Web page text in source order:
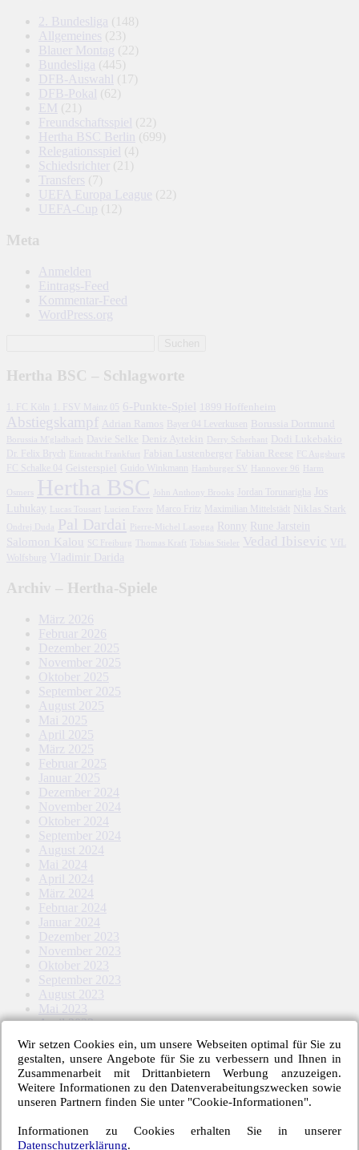
2. Bundesliga (148)
Allgemeines (23)
Blauer Montag (22)
Bundesliga (445)
DFB-Auswahl
(17)
DFB-Pokal (62)
EM (21)
Freundschaftsspiel (22)
Hertha BSC Berlin
(699)
Relegationsspiel (4)
Schiedsrichter
(21)
Transfers (7)
UEFA Europa League (22)
UEFA-Cup (12)
Meta
Anmelden
Eintrags-Feed
Kommentar-Feed
WordPress.org
Hertha BSC – Schlagworte
1. FC Köln 1. FSV Mainz 05 6-Punkte-Spiel 1899 Hoffenheim
Abstiegskampf Adrian Ramos Bayer 04 Leverkusen Borussia Dortmund
Borussia M'gladbach Davie Selke Deniz Aytekin Derry Scherhant
Dodi Lukebakio
Dr. Felix Brych
Fabian Lustenberger Fabian Reese
FC Schalke 04 Geisterspiel Guido Winkmann Hamburger SV
Hertha BSC Jordan Torunarigha
Jos
Luhukay
Marco Fritz Maximilian Mittelstädt Niklas Stark
Pal Dardai Pierre-Michel Lasogga Ronny Rune Jarstein
Salomon Kalou SC Freiburg Tobias Stieler Vedad Ibisevic
VfL
Wolfsburg Vladimir Darida
Archiv – Hertha-Spiele
März 2026
Februar 2026
Dezember 2025
November 2025
Oktober 2025
September 2025
August 2025
Mai 2025
April 2025
März 2025
Februar 2025
Januar 2025
Dezember 2024
November 2024
Oktober 2024
September 2024
August 2024
Mai 2024
April 2024
März 2024
Februar 2024
Januar 2024
Dezember 2023
November 2023
Oktober 2023
September 2023
August 2023
Mai 2023
April 2023
März 2023
Februar 2023
Januar 2023
November 2022
Oktober 2022
September 2022
August 2022
Mai 2022
Wir setzen Cookies ein, um unsere Webseiten optimal für Sie zu
gestalten, unsere Angebote für Sie zu verbessern und Ihnen in
Zusammenarbeit mit Drittanbietern Werbung anzuzeigen.
Weitere Informationen zu den Datenverabeitungszwecken sowie
unseren Partnern finden Sie unter "Cookie-Informationen".
Informationen zu Cookies erhalten Sie in unserer
Datenschutzerklärung.